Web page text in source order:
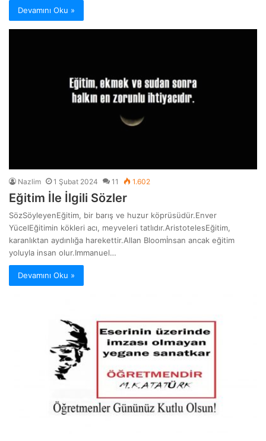
Devamını Oku »
Nazlim 1 Şubat 2024 11 1.602
Eğitim İle İlgili Sözler
SözSöyleyenEğitim, bir barış ve huzur köprüsüdür.Enver
YücelEğitimin kökleri acı, meyveleri tatlıdır.AristotelesEğitim,
karanlıktan aydınlığa harekettir.Allan Bloomİnsan ancak eğitim
yoluyla insan olur.Immanuel…
Devamını Oku »